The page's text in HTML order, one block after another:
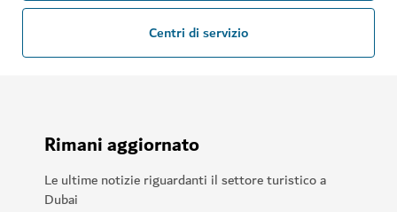
Centri di servizio
Rimani aggiornato
Le ultime notizie riguardanti il settore turistico a
Dubai